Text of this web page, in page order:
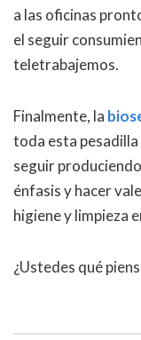
a las oficinas
el seguir
teletrabajemos.
Finalmente, la
toda esta
seguir
énfasis y hacer
higiene y limpieza
¿Ustedes qué